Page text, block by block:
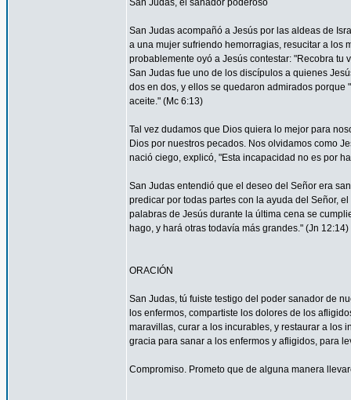
San Judas, el sanador poderoso
San Judas acompañó a Jesús por las aldeas de
a una mujer sufriendo hemorragias, resucitar a los
probablemente oyó a Jesús contestar: "Recobra tu
San Judas fue uno de los discípulos a quienes
dos en dos, y ellos se quedaron admirados
aceite." (Mc 6:13)
Tal vez dudamos que Dios quiera lo mejor para
Dios por nuestros pecados. Nos olvidamos como
nació ciego, explicó, "Esta incapacidad no es por
San Judas entendió que el deseo del Señor era
predicar por todas partes con la ayuda del Señor,
palabras de Jesús durante la última cena se
hago, y hará otras todavía más grandes." (Jn 12:14)
ORACIÓN
San Judas, tú fuiste testigo del poder sanador de
los enfermos, compartiste los dolores de los
maravillas, curar a los incurables, y restaurar a los
gracia para sanar a los enfermos y afligidos, para
Compromiso. Prometo que de alguna manera